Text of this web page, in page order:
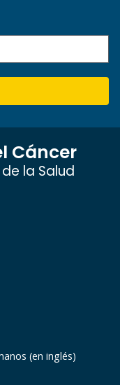
Cáncer
la Salud
(en inglés)